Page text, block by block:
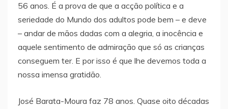
56 anos. É a prova de que a acção política e a
seriedade do Mundo dos adultos pode bem – e deve
– andar de mãos dadas com a alegria, a inocência e
aquele sentimento de admiração que só as crianças
conseguem ter. E por isso é que lhe devemos toda a
nossa imensa gratidão.
José Barata-Moura faz 78 anos. Quase oito décadas